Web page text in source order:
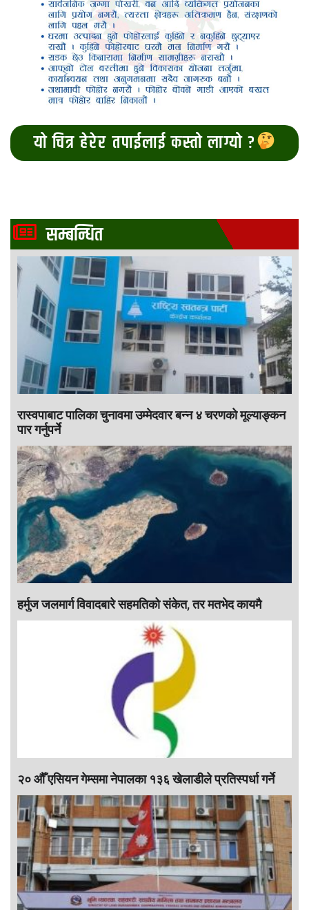
यो चित्र हेरेर तपाईलाई कस्तो लाग्यो ?
सम्बन्धित
रास्वपाबाट पालिका चुनावमा उम्मेदवार बन्न ४ चरणको मूल्याङ्कन
पार गर्नुपर्ने
हर्मुज जलमार्ग विवादबारे सहमतिको संकेत, तर मतभेद कायमै
२० औँ एसियन गेम्समा नेपालका १३६ खेलाडीले प्रतिस्पर्धा गर्ने